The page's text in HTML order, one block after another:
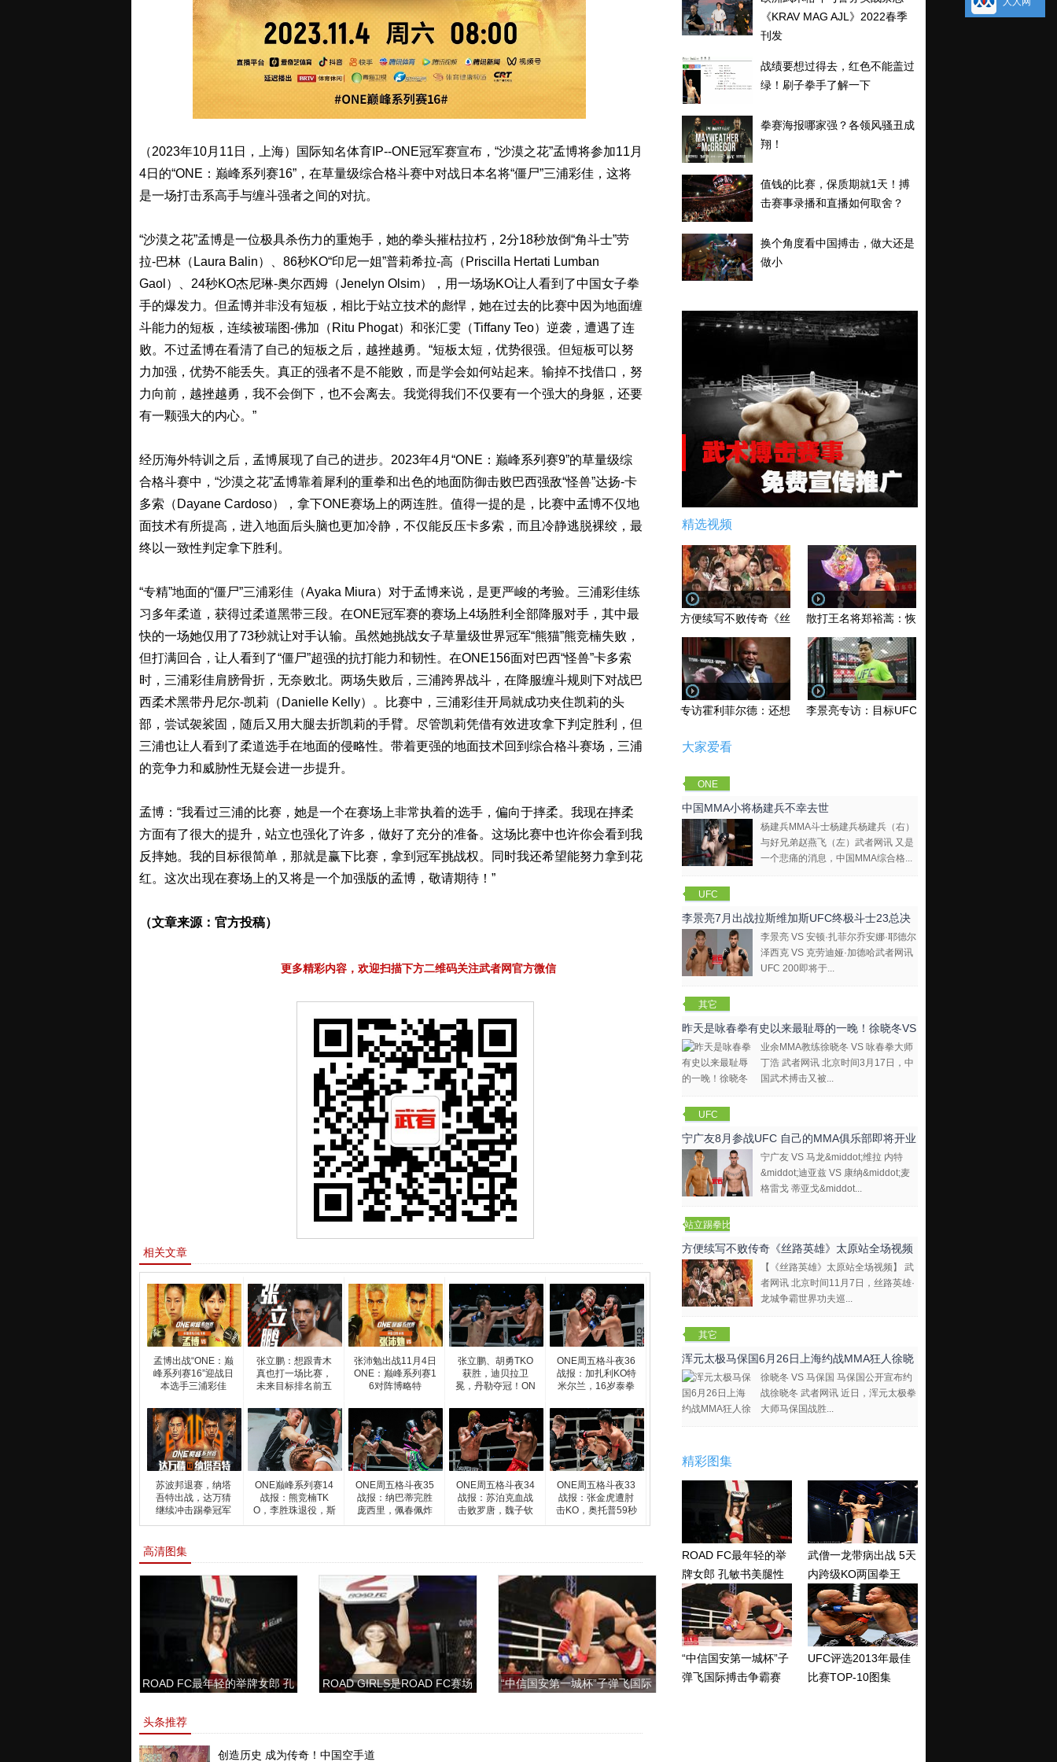
（2023年10月11日，上海）国际知名体育IP--ONE冠军赛宣布，“沙漠之花”孟博将参加11月
4日的“ONE：巅峰系列赛16”，在草量级综合格斗赛中对战日本名将“僵尸”三浦彩佳，这将
是一场打击系高手与缠斗强者之间的对抗。
“沙漠之花”孟博是一位极具杀伤力的重炮手，她的拳头摧枯拉朽，2分18秒放倒“角斗士”劳
拉-巴林（Laura Balin）、86秒KO“印尼一姐”普莉希拉-高（Priscilla Hertati Lumban
Gaol）、24秒KO杰尼琳-奥尔西姆（Jenelyn Olsim），用一场场KO让人看到了中国女子拳
手的爆发力。但孟博并非没有短板，相比于站立技术的彪悍，她在过去的比赛中因为地面缠
斗能力的短板，连续被瑞图-佛加（Ritu Phogat）和张汇雯（Tiffany Teo）逆袭，遭遇了连
败。不过孟博在看清了自己的短板之后，越挫越勇。“短板太短，优势很强。但短板可以努
力加强，优势不能丢失。真正的强者不是不能败，而是学会如何站起来。输掉不找借口，努
力向前，越挫越勇，我不会倒下，也不会离去。我觉得我们不仅要有一个强大的身躯，还要
有一颗强大的内心。”
经历海外特训之后，孟博展现了自己的进步。2023年4月“ONE：巅峰系列赛9”的草量级综
合格斗赛中，“沙漠之花”孟博靠着犀利的重拳和出色的地面防御击败巴西强敌“怪兽”达扬-卡
多索（Dayane Cardoso），拿下ONE赛场上的两连胜。值得一提的是，比赛中孟博不仅地
面技术有所提高，进入地面后头脑也更加冷静，不仅能反压卡多索，而且冷静逃脱裸绞，最
终以一致性判定拿下胜利。
“专精”地面的“僵尸”三浦彩佳（Ayaka Miura）对于孟博来说，是更严峻的考验。三浦彩佳练
习多年柔道，获得过柔道黑带三段。在ONE冠军赛的赛场上4场胜利全部降服对手，其中最
快的一场她仅用了73秒就让对手认输。虽然她挑战女子草量级世界冠军“熊猫”熊竞楠失败，
但打满回合，让人看到了“僵尸”超强的抗打能力和韧性。在ONE156面对巴西“怪兽”卡多索
时，三浦彩佳肩膀骨折，无奈败北。两场失败后，三浦跨界战斗，在降服缠斗规则下对战巴
西柔术黑带丹尼尔-凯莉（Danielle Kelly）。比赛中，三浦彩佳开局就成功夹住凯莉的头
部，尝试袈裟固，随后又用大腿去折凯莉的手臂。尽管凯莉凭借有效进攻拿下判定胜利，但
三浦也让人看到了柔道选手在地面的侵略性。带着更强的地面技术回到综合格斗赛场，三浦
的竞争力和威胁性无疑会进一步提升。
孟博：“我看过三浦的比赛，她是一个在赛场上非常执着的选手，偏向于摔柔。我现在摔柔
方面有了很大的提升，站立也强化了许多，做好了充分的准备。这场比赛中也许你会看到我
反摔她。我的目标很简单，那就是赢下比赛，拿到冠军挑战权。同时我还希望能努力拿到花
红。这次出现在赛场上的又将是一个加强版的孟博，敬请期待！”
（文章来源：官方投稿）
更多精彩内容，欢迎扫描下方二维码关注武者网官方微信
相关文章
孟博出战“ONE：巅
峰系列赛16”迎战日
本选手三浦彩佳
张立鹏：想跟青木
真也打一场比赛，
未来目标排名前五
张沛勉出战11月4日
ONE：巅峰系列赛1
6对阵博略特
张立鹏、胡勇TKO
获胜，迪贝拉卫
冕，丹勒夺冠！ON
ONE周五格斗夜36
战报：加扎利KO特
米尔兰，16岁泰拳
苏波邦退赛，纳塔
吾特出战，达万猜
继续冲击踢拳冠军
梦想
ONE巅峰系列赛14
战报：熊竞楠TK
O，李胜珠退役，斯
坦普登顶
ONE周五格斗夜35
战报：纳巴蒂完胜
庞西里，佩春佩炸
裂KO
ONE周五格斗夜34
战报：苏泊克血战
击败罗唐，魏子钦
获胜，
ONE周五格斗夜33
战报：张金虎遭肘
击KO，奥托普59秒
TKO
高清图集
ROAD FC最年轻的举牌女郎 孔
ROAD GIRLS是ROAD FC赛场
“中信国安第一城杯”子弹飞国际
头条推荐
创造历史 成为传奇！中国空手道
《KRAV MAG AJL》2022春季
刊发
战绩要想过得去，红色不能盖过
绿！刷子拳手了解一下
拳赛海报哪家强？各领风骚丑成
翔！
值钱的比赛，保质期就1天！搏
击赛事录播和直播如何取舍？
换个角度看中国搏击，做大还是
做小
精选视频
方便续写不败传奇《丝路英雄》太原站全场视频
散打王名将郑裕蒿：恢复训练 有望回归擂台
专访霍利菲尔德：还想再和泰森干一架！李景亮专访：目标UFC金腰带 不做打酱油
大家爱看
ONE
Champions
hip
中国MMA小将杨建兵不幸去世
杨建兵MMA斗士杨建兵杨建兵（右）
与好兄弟赵燕飞（左）武者网讯 又是
一个悲痛的消息，中国MMA综合格...
UFC
李景亮7月出战拉斯维加斯UFC终极斗士23总决
李景亮 VS 安顿·扎菲尔乔安娜·耶德尔
泽西克 VS 克劳迪娅·加德哈武者网讯
UFC 200即将于...
其它
昨天是咏春拳有史以来最耻辱的一晚！徐晓冬VS
咏春拳大师
业余MMA教练徐晓冬 VS 咏春拳大师
丁浩 武者网讯 北京时间3月17日，中
国武术搏击又被...
UFC
宁广友8月参战UFC 自己的MMA俱乐部即将开业
宁广友 VS 马龙&middot;维拉 内特
&middot;迪亚兹 VS 康纳&middot;麦
格雷戈 蒂亚戈&middot...
站立踢拳比
赛视频
方便续写不败传奇《丝路英雄》太原站全场视频
【《丝路英雄》太原站全场视频】 武
者网讯 北京时间11月7日，丝路英雄·
龙城争霸世界功夫巡...
其它
浑元太极马保国6月26日上海约战MMA狂人徐晓
冬
徐晓冬 VS 马保国 马保国公开宣布约
战徐晓冬 武者网讯 近日，浑元太极拳
大师马保国战胜...
精彩图集
ROAD FC最年轻的举
牌女郎 孔敏书美腿性
感眼神清纯
武僧一龙带病出战 5天
内跨级KO两国拳王
“中信国安第一城杯”子
弹飞国际搏击争霸赛
UFC评选2013年最佳
比赛TOP-10图集